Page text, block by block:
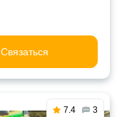
Связаться
7.4 3